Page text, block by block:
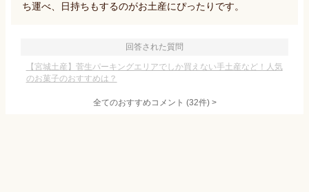
ち運べ、日持ちもするのがお土産にぴったりです。
回答された質問
【宮城土産】菅生パーキングエリアでしか買えない手土産など！人気
のお菓子のおすすめは？
全てのおすすめコメント (32件) >